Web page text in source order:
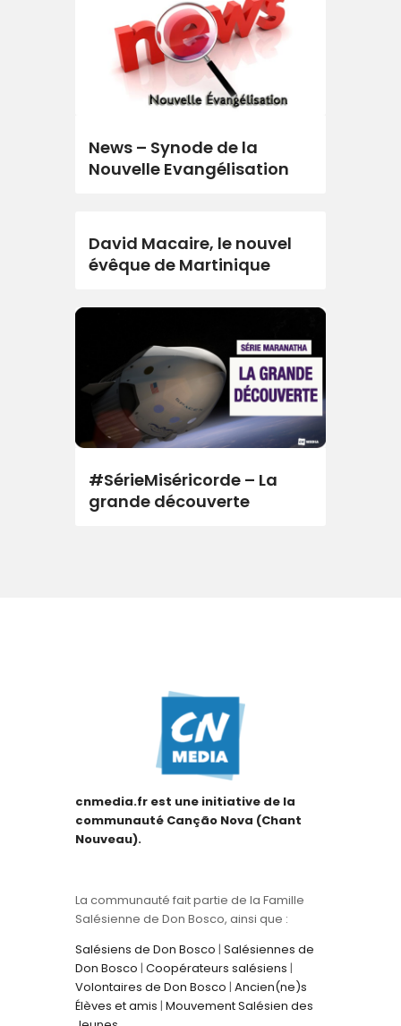
News – Synode de la
Nouvelle Evangélisation
David Macaire, le nouvel
évêque de Martinique
#SérieMiséricorde – La
grande découverte
cnmedia.fr est une initiative de la
communauté Canção Nova (Chant
Nouveau).
La communauté fait partie de la Famille
Salésienne de Don Bosco, ainsi que :
Salésiens de Don Bosco | Salésiennes de
Don Bosco | Coopérateurs salésiens |
Volontaires de Don Bosco | Ancien(ne)s
Élèves et amis | Mouvement Salésien des